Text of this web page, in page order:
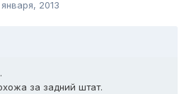
января, 2013
за задний штат.